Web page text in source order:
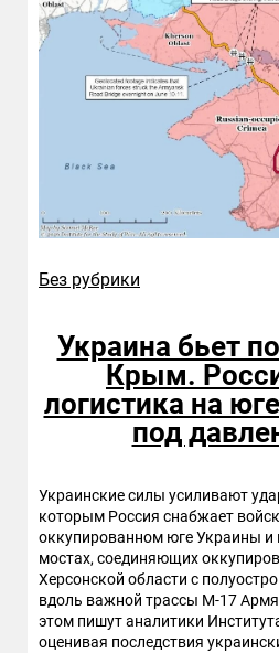
Без рубрики
Украина бьет
Крым.
логистика на
под
Украинские силы усиливают
которым Россия снабжает
оккупированном юге Украины и
мостах, соединяющих
Херсонской области с
вдоль важной трассы М-17
этом пишут аналитики
оценивая последствия